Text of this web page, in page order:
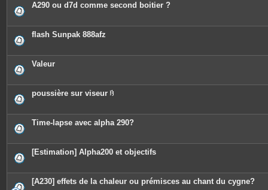
A290 ou d7d comme second boitier ?
flash Sunpak 888afz
Valeur
poussière sur viseur
è
c
j
o
t
e
s
Time-lapse avec alpha 290?
[Estimation] Alpha200 et objectifs
[A230] effets de la chaleur ou prémisces au chant du cygne?